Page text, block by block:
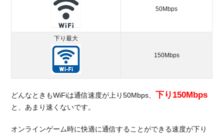
50Mbps
下り最大
150Mbps
どんなときもWiFiは通信速度が上り50Mbps、 下り150Mbps
と、あまり速くないです。
オンラインゲーム時に快適に通信することができる速度が下り